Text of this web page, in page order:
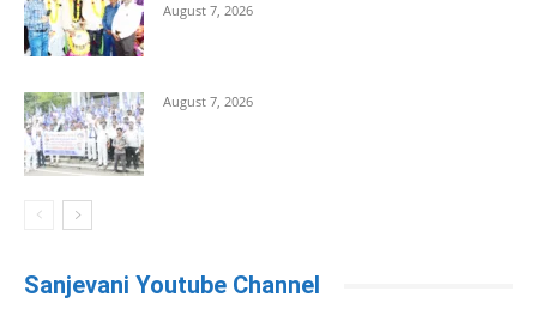
August 7, 2026
August 7, 2026
Sanjevani Youtube Channel